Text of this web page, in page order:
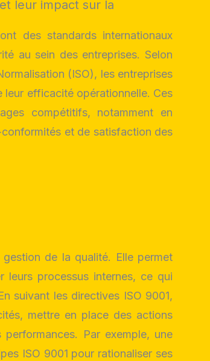
leur impact sur la
des standards internationaux
au sein des entreprises. Selon
(ISO), les entreprises
efficacité opérationnelle. Ces
compétitifs, notamment en
et de satisfaction des
de la qualité. Elle permet
leurs processus internes, ce qui
suivant les directives ISO 9001,
mettre en place des actions
Par exemple, une
ISO 9001 pour rationaliser ses